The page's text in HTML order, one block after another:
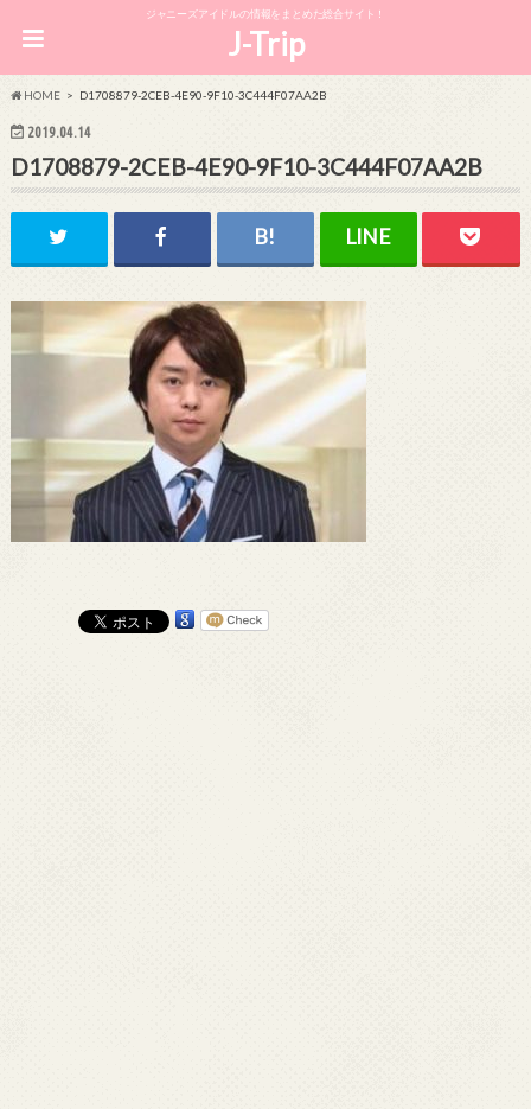
ジャニーズアイドルの情報をまとめた総合サイト！
J-Trip
HOME D1708879-2CEB-4E90-9F10-3C444F07AA2B
2019.04.14
D1708879-2CEB-4E90-9F10-3C444F07AA2B